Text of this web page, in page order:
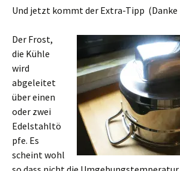
Und jetzt kommt der Extra-Tipp (Danke
Der Frost,
die Kühle
wird
abgeleitet
über einen
oder zwei
Edelstahltö
pfe. Es
scheint wohl